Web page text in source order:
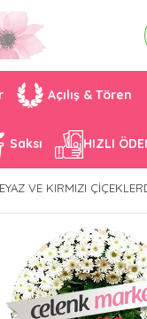
Açılış & Tören
Saksı HIZLI
VE KIRMIZI